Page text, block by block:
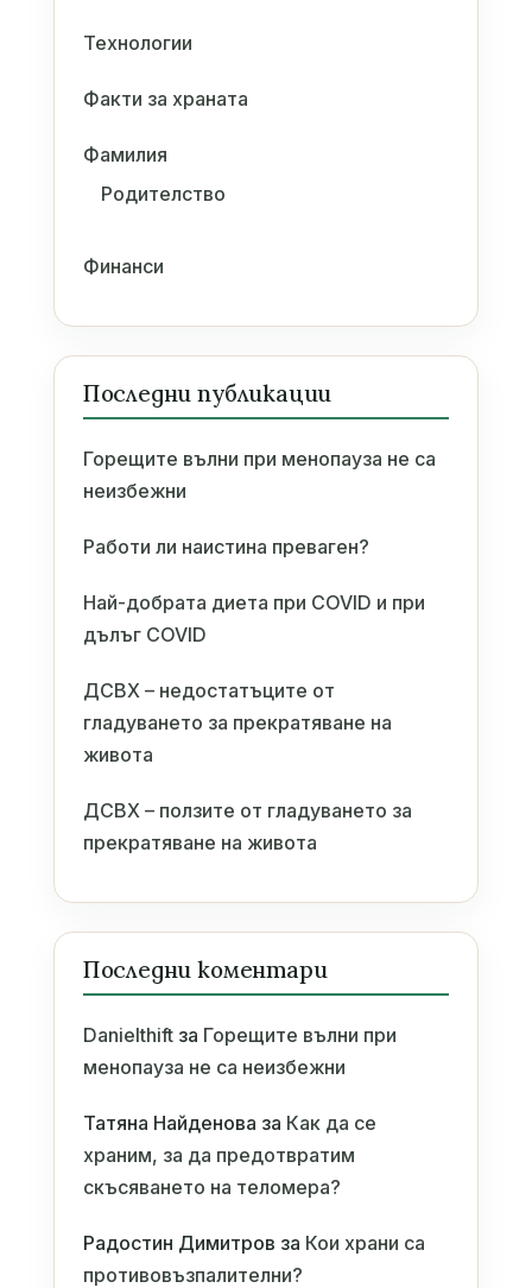
Технологии
Факти за храната
Фамилия
Родителство
Финанси
Последни публикации
Горещите вълни при менопауза не са
неизбежни
Работи ли наистина преваген?
Най-добрата диета при COVID и при
дълъг COVID
ДСВХ – недостатъците от
гладуването за прекратяване на
живота
ДСВХ – ползите от гладуването за
прекратяване на живота
Последни коментари
Danielthiftза Горещите вълни при
менопауза не са неизбежни
Татяна Найденова за Как да се
храним, за да предотвратим
скъсяването на теломера?
Радостин Димитров за Кои храни са
противовъзпалителни?